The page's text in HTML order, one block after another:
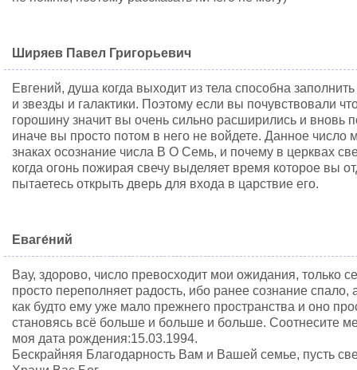
Ширяев Павел Григорьевич
Евгений, душа когда выходит из тела способна
и звезды и галактики. Поэтому если вы почувствовали
горошину значит вы очень сильно расширились и вновь
иначе вы просто потом в него не войдете. Данное число
знаках осознание числа В О Семь, и почему в церквах
когда огонь пожирая свечу выделяет время которое вы
пытаетесь открыть дверь для входа в царствие его.
Еваге́ний
Вау, здорово, число превосходит мои ожидания, только
просто переполняет радость, ибо ранее сознание спало,
как будто ему уже мало прежнего пространства и оно
становясь всё больше и больше и больше. Соотнесите
моя дата рождения:15.03.1994.
Бескрайняя Благодарность Вам и Вашей семье, пусть